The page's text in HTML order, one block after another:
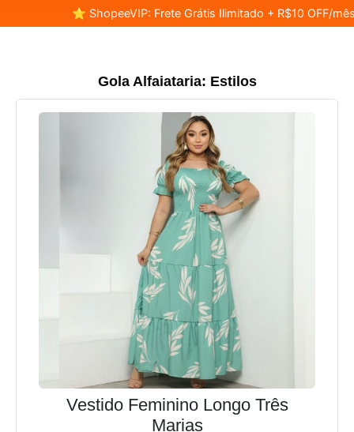
⭐ ShopeeVIP: Frete Grátis Ilimitado + R$10 OFF/
Gola Alfaiataria: Estilos
Vestido Feminino Longo Três
Marias